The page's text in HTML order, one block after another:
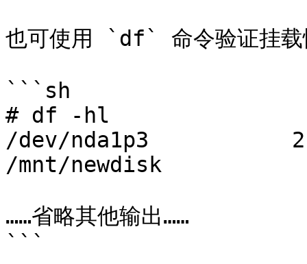
也可使用 `df` 命令验证挂载
```sh
# df -hl
/dev/nda1p3
/mnt/newdisk
……省略其他输出……
```